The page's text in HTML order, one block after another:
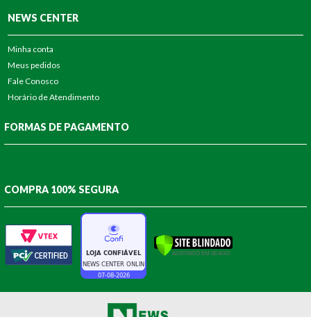
NEWS CENTER
Minha conta
Meus pedidos
Fale Conosco
Horário de Atendimento
FORMAS DE PAGAMENTO
COMPRA 100% SEGURA